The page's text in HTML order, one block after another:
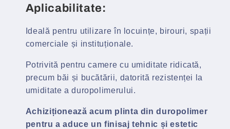
Aplicabilitate:
Ideală pentru utilizare în locuințe, birouri, spații
comerciale și instituționale.
Potrivită pentru camere cu umiditate ridicată,
precum băi și bucătării, datorită rezistenței la
umiditate a duropolimerului.
Achiziționează acum plinta din duropolimer
pentru a aduce un finisaj tehnic și estetic